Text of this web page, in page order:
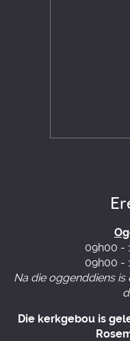
09h00 -
09h00 -
Na die oggenddiens is
Die kerkgebou is